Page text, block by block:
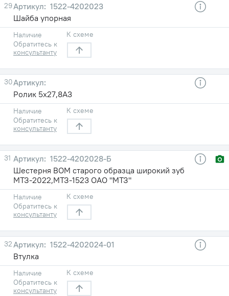
29
1522-4202023
Шайба упорная
Наличие
Обратитесь к
консультанту
К схеме
30
Ролик 5x27,8А3
Наличие
Обратитесь к
консультанту
К схеме
31
1522-4202028-Б
Шестерня ВОМ старого образца широкий зуб
МТЗ-2022,МТЗ-1523 ОАО "МТЗ"
Наличие
Обратитесь к
консультанту
К схеме
32
1522-4202024-01
Втулка
Наличие
Обратитесь к
консультанту
К схеме